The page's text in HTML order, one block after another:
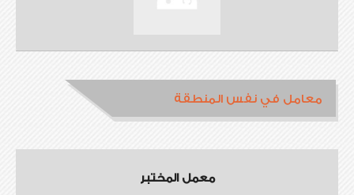
معامل في نفس المنطقة
معمل المختبر